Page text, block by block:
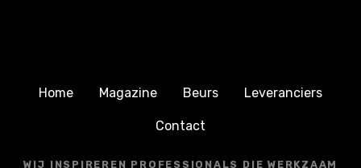
Home Magazine Beurs Leveranciers
Contact
WIJ INSPIREREN PROFESSIONALS DIE WERKZAAM